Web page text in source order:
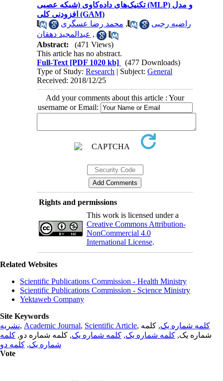
تکنیک‌های داده‌کاوی (شبکه عصبی (MLP) و مدل
افزودنی کلی (GAM)
راضیه رجبی
, محمد رضا عسگری
, عبدالمجید دهقان
Abstract:
(471 Views)
This article has no abstract.
Full-Text [PDF 1020 kb]
(477 Downloads)
Type of Study:Research | Subject:General
Received: 2018/12/25
Add your comments about this article : Your
username or Email:
Rights and permissions
This work is licensed under a
Creative Commons Attribution-
NonCommercial 4.0
International License.
Related Websites
Scientific Publications Commission - Health Ministry
Scientific Publications Commission - Science Ministry
Yektaweb Company
Site Keywords
نشریه, Academic Journal, Scientific Article, کلمه شماره یک, کلمه
شماره یک, کلمه شماره یک, کلمه شماره یک, کلمه شماره دو, کلمه
شماره یک, کلمه دو
Vote